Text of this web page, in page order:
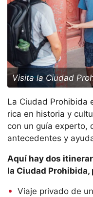
Visita la Ciudad
La Ciudad Prohibida
rica en historia y
con un guía experto,
antecedentes y
Aquí hay dos
la Ciudad
Viaje privado de